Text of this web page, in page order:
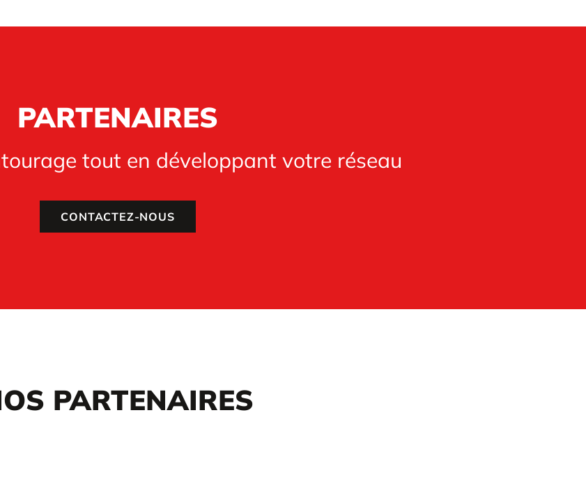
PARTENAIRES
tout en développant votre réseau
CONTACTEZ-NOUS
PARTENAIRES